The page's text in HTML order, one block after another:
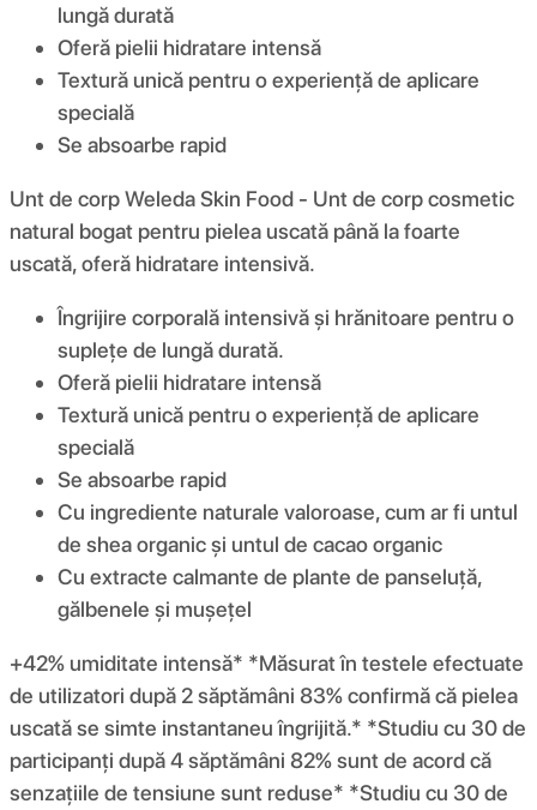
lungă durată
Oferă pielii hidratare intensă
Textură unică pentru o experiență de aplicare
specială
Se absoarbe rapid
Unt de corp Weleda Skin Food - Unt de corp cosmetic
natural bogat pentru pielea uscată până la foarte
uscată, oferă hidratare intensivă.
Îngrijire corporală intensivă și hrănitoare pentru o
suplețe de lungă durată.
Oferă pielii hidratare intensă
Textură unică pentru o experiență de aplicare
specială
Se absoarbe rapid
Cu ingrediente naturale valoroase, cum ar fi untul
de shea organic și untul de cacao organic
Cu extracte calmante de plante de panseluță,
gălbenele și mușețel
+42% umiditate intensă* *Măsurat în testele efectuate
de utilizatori după 2 săptămâni 83% confirmă că pielea
uscată se simte instantaneu îngrijită.* *Studiu cu 30 de
participanți după 4 săptămâni 82% sunt de acord că
senzațiile de tensiune sunt reduse* *Studiu cu 30 de